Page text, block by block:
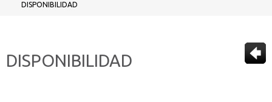
DISPONIBILIDAD
DISPONIBILIDAD